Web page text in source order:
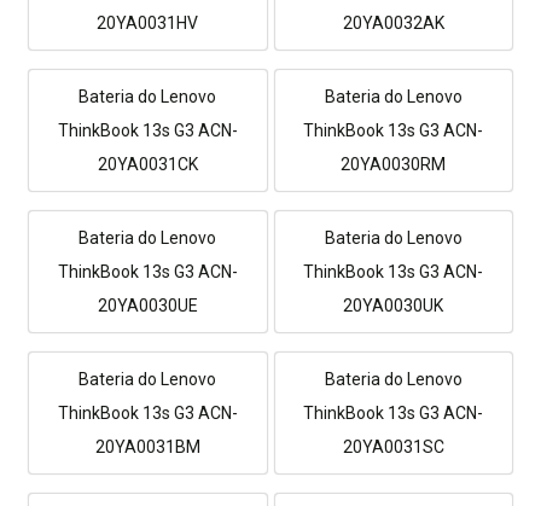
20YA0031HV
20YA0032AK
Bateria do Lenovo
ThinkBook 13s G3 ACN-
20YA0031CK
Bateria do Lenovo
ThinkBook 13s G3 ACN-
20YA0030RM
Bateria do Lenovo
ThinkBook 13s G3 ACN-
20YA0030UE
Bateria do Lenovo
ThinkBook 13s G3 ACN-
20YA0030UK
Bateria do Lenovo
ThinkBook 13s G3 ACN-
20YA0031BM
Bateria do Lenovo
ThinkBook 13s G3 ACN-
20YA0031SC